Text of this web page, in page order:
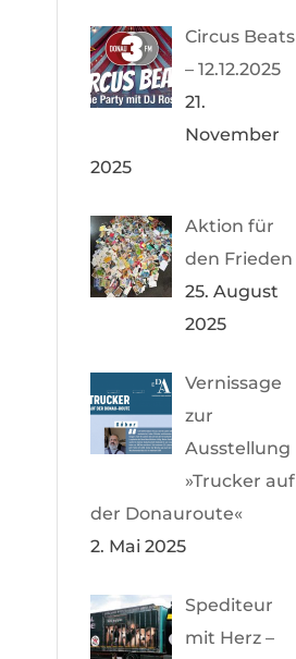
Circus Beats
– 12.12.2025
21.
November
2025
Aktion für
den Frieden
25. August
2025
Vernissage
zur
Ausstellung
»Trucker auf
der Donauroute«
2. Mai 2025
Spediteur
mit Herz –